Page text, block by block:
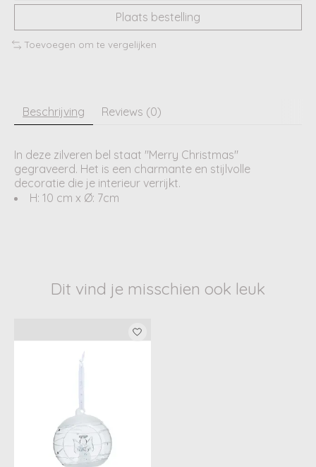
Plaats bestelling
Toevoegen om te vergelijken
Beschrijving Reviews (0)
In deze zilveren bel staat "Merry Christmas"
gegraveerd. Het is een charmante en stijlvolle
decoratie die je interieur verrijkt.
H: 10 cm x Ø: 7cm
Dit vind je misschien ook leuk
Items van productcarrousel